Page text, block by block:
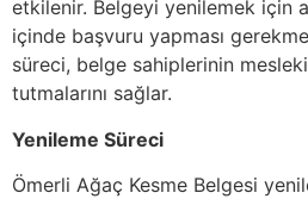
etkilenir. Belgeyi yenilemek için
içinde başvuru yapması
süreci, belge sahiplerinin
tutmalarını sağlar.
Yenileme Süreci
Ömerli Ağaç Kesme Belgesi